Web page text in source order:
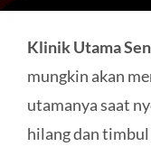
Klinik Utama
mungkin akan
utamanya saat
hilang dan